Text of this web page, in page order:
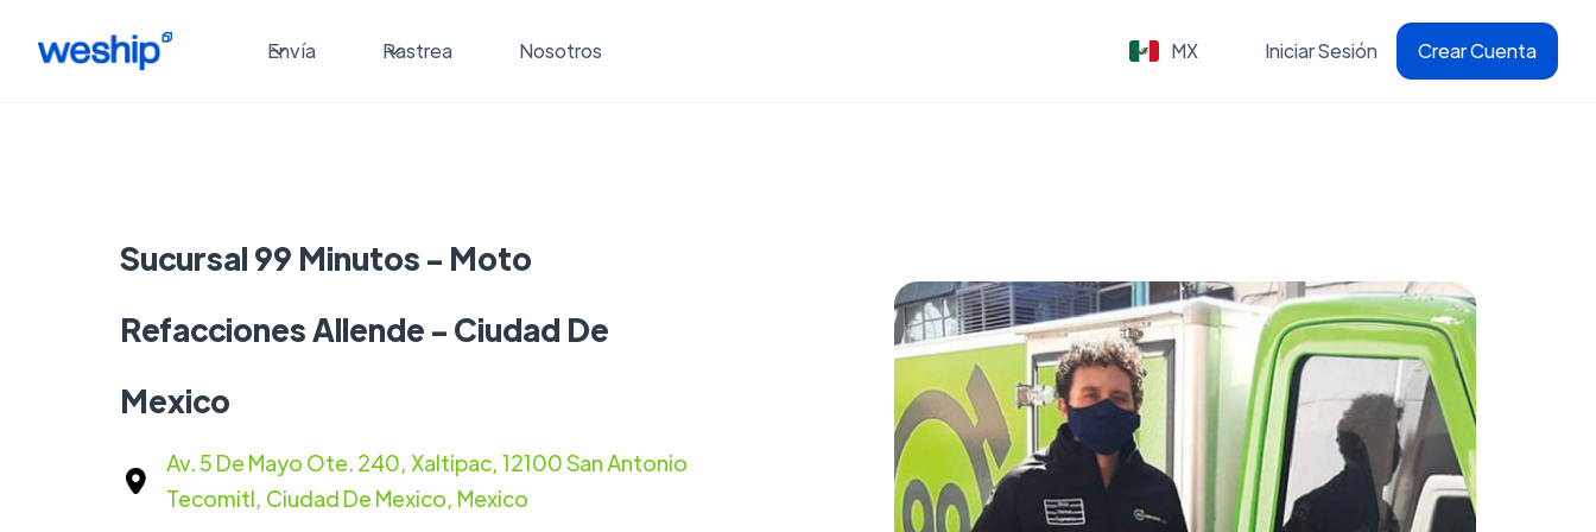
Envía Rastrea Nosotros MX Iniciar Sesión Crear Cuenta
Sucursal 99 Minutos - Moto
Refacciones Allende - Ciudad De
Mexico
Av. 5 De Mayo Ote. 240, Xaltipac, 12100 San Antonio
Tecomitl, Ciudad De Mexico, Mexico